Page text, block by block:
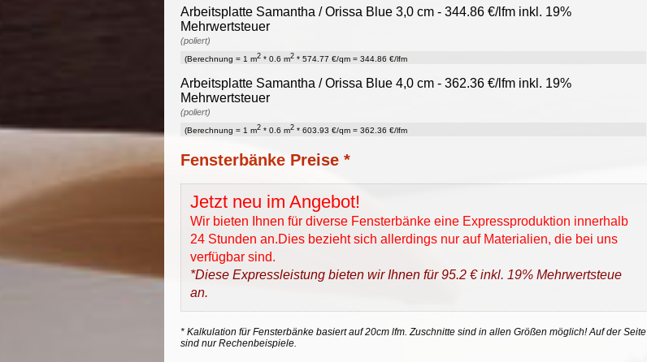
Arbeitsplatte Samantha / Orissa Blue 3,0 cm - 344.86 €/lfm inkl. 19%
Mehrwertsteuer
(poliert)
(Berechnung = 1 m2 * 0.6 m2 * 574.77 €/qm = 344.86 €/lfm
Arbeitsplatte Samantha / Orissa Blue 4,0 cm - 362.36 €/lfm inkl. 19%
Mehrwertsteuer
(poliert)
(Berechnung = 1 m2 * 0.6 m2 * 603.93 €/qm = 362.36 €/lfm
Fensterbänke Preise *
Jetzt neu im Angebot!
Wir bieten Ihnen für diverse Fensterbänke eine Expressproduktion innerhalb
24 Stunden an.Dies bezieht sich allerdings nur auf Materialien, die bei uns
verfügbar sind.
*Diese Expressleistung bieten wir Ihnen für 95.2 € inkl. 19% Mehrwertsteue
an.
* Kalkulation für Fensterbänke basiert auf 20cm lfm. Zuschnitte sind in allen Größen möglich! Auf der Seite
sind nur Rechenbeispiele.